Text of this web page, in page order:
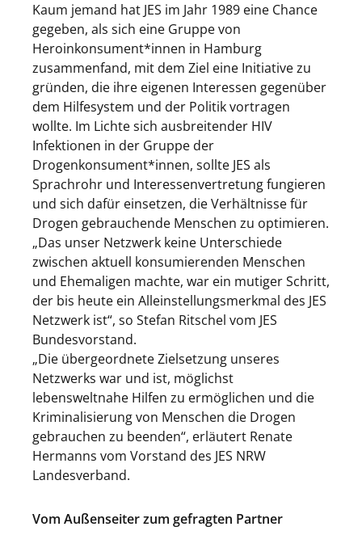
Kaum jemand hat JES im Jahr 1989 eine Chance
gegeben, als sich eine Gruppe von
Heroinkonsument*innen in Hamburg
zusammenfand, mit dem Ziel eine Initiative zu
gründen, die ihre eigenen Interessen gegenüber
dem Hilfesystem und der Politik vortragen
wollte. Im Lichte sich ausbreitender HIV
Infektionen in der Gruppe der
Drogenkonsument*innen, sollte JES als
Sprachrohr und Interessenvertretung fungieren
und sich dafür einsetzen, die Verhältnisse für
Drogen gebrauchende Menschen zu optimieren.
„Das unser Netzwerk keine Unterschiede
zwischen aktuell konsumierenden Menschen
und Ehemaligen machte, war ein mutiger Schritt,
der bis heute ein Alleinstellungsmerkmal des JES
Netzwerk ist“, so Stefan Ritschel vom JES
Bundesvorstand.
„Die übergeordnete Zielsetzung unseres
Netzwerks war und ist, möglichst
lebensweltnahe Hilfen zu ermöglichen und die
Kriminalisierung von Menschen die Drogen
gebrauchen zu beenden“, erläutert Renate
Hermanns vom Vorstand des JES NRW
Landesverband.
Vom Außenseiter zum gefragten Partner